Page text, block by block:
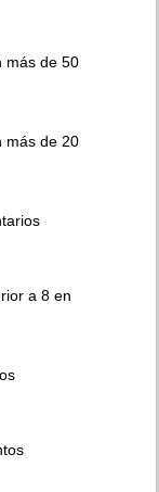
más de 50
más de 20
a 8 en